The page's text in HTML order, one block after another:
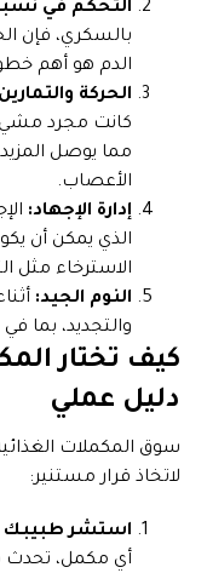
التحكم في
بالسكري، فإن
الدم هو أهم
الحركة
كانت مجرد مشي
مما يوصل
الأعصاب.
إدارة الإجهاد:
الذي يمكن أن
الاسترخاء مثل
النوم الجيد:
والتجديد، بما
كيف تختار
دليل عملي
سوق المكملات
لاتخاذ قرار مستنير:
استشر طبيبك
أي مكمل، تحدث